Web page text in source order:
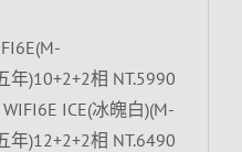
年)10+2+2相 NT.5990
ICE(冰魄白)(M-
年)12+2+2相 NT.6490